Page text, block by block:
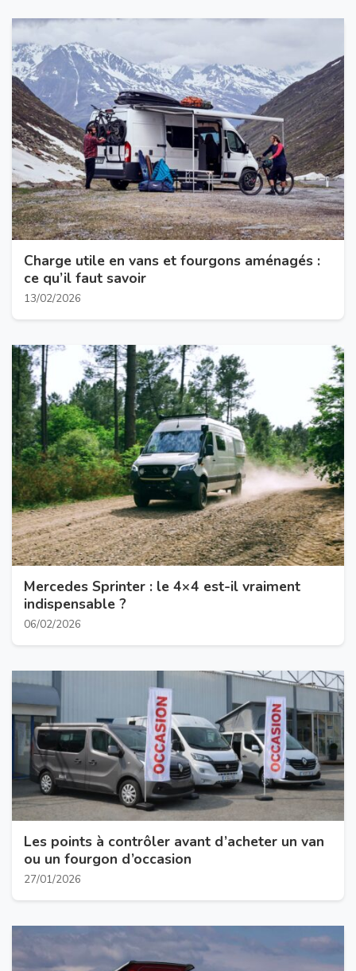
Charge utile en vans et fourgons aménagés :
ce qu’il faut savoir
13/02/2026
Mercedes Sprinter : le 4×4 est-il vraiment
indispensable ?
06/02/2026
Les points à contrôler avant d’acheter un van
ou un fourgon d’occasion
27/01/2026